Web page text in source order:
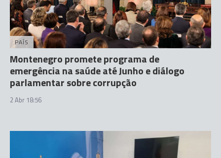
PAÍS
Montenegro promete programa de
emergência na saúde até Junho e diálogo
parlamentar sobre corrupção
2 Abr 18:56